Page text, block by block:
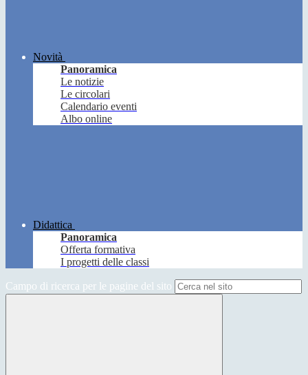
Novità
Panoramica
Le notizie
Le circolari
Calendario eventi
Albo online
Didattica
Panoramica
Offerta formativa
I progetti delle classi
Campo di ricerca per le pagine del sito